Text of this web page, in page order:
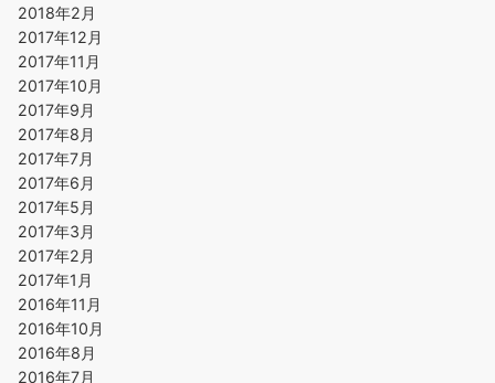
2018年2月
2017年12月
2017年11月
2017年10月
2017年9月
2017年8月
2017年7月
2017年6月
2017年5月
2017年3月
2017年2月
2017年1月
2016年11月
2016年10月
2016年8月
2016年7月